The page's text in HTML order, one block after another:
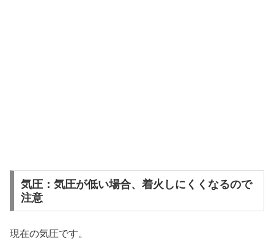
気圧：気圧が低い場合、着火しにくくなるので
注意
現在の気圧です。